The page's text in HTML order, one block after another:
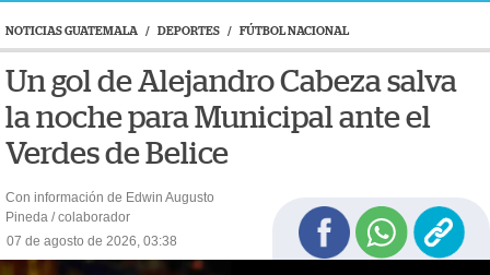
NOTICIAS GUATEMALA / DEPORTES / FÚTBOL NACIONAL
Un gol de Alejandro Cabeza salva
la noche para Municipal ante el
Verdes de Belice
Con información de Edwin Augusto
Pineda / colaborador
07 de agosto de 2026, 03:38